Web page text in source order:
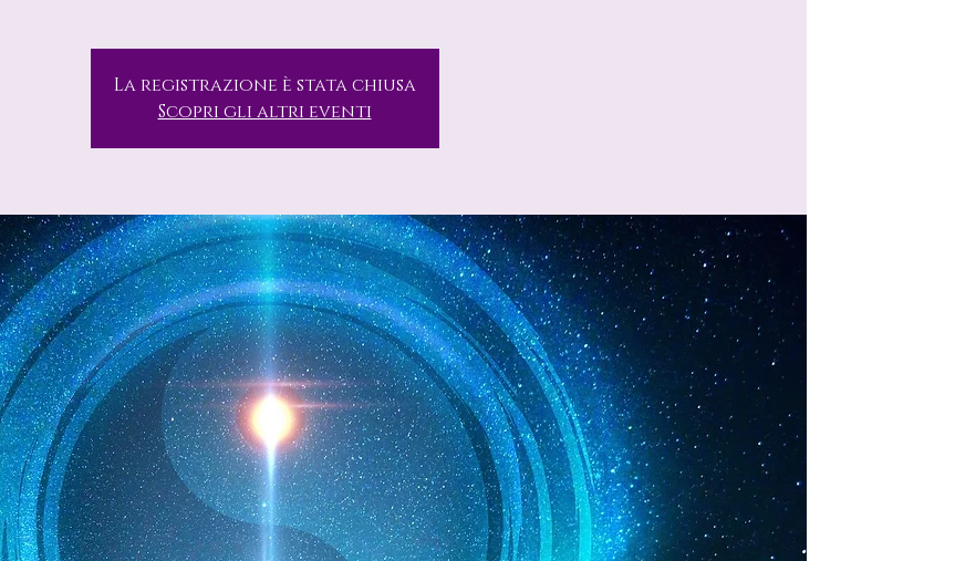
La registrazione è stata chiusa
Scopri gli altri eventi